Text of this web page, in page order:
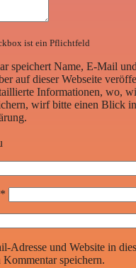
ist ein Pflichtfeld
speichert Name, E-Mail
auf dieser Webseite
Informationen, wo,
wirf bitte einen Blick
*
Adresse und Website in
Kommentar speichern.